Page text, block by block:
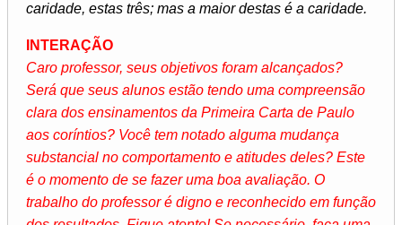
caridade, estas três; mas a maior destas é a caridade.
INTERAÇÃO
Caro professor, seus objetivos foram alcançados?
Será que seus alunos estão tendo uma compreensão
clara dos ensinamentos da Primeira Carta de Paulo
aos coríntios? Você tem notado alguma mudança
substancial no comportamento e atitudes deles? Este
é o momento de se fazer uma boa avaliação. O
trabalho do professor é digno e reconhecido em função